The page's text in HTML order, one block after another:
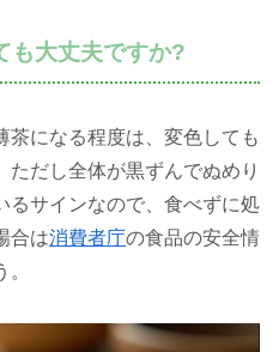
も大丈夫ですか?
茶になる程度は、変色しても
だし全体が黒ずんでぬめり
るサインなので、食べずに処
合は消費者庁の食品の安全情